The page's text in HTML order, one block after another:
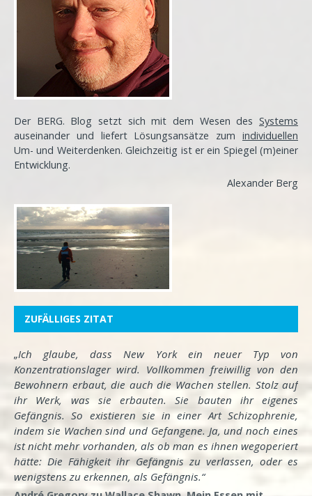
Der BERG. Blog setzt sich mit dem Wesen des Systems
auseinander und liefert Lösungsansätze zum individuellen
Um- und Weiterdenken. Gleichzeitig ist er ein Spiegel (m)einer
Entwicklung.
Alexander Berg
ZUFÄLLIGES ZITAT
„Ich glaube, dass New York ein neuer Typ von
Konzentrationslager wird. Vollkommen freiwillig von den
Bewohnern erbaut, die auch die Wachen stellen. Stolz auf
ihr Werk, was sie erbauten. Sie bauten ihr eigenes
Gefängnis. So existieren sie in einer Art Schizophrenie,
indem sie Wachen sind und Gefangene. Ja, und noch eines
ist nicht mehr vorhanden, als ob man es ihnen wegoperiert
hätte: Die Fähigkeit ihr Gefängnis zu verlassen, oder es
wenigstens zu erkennen, als Gefängnis.“